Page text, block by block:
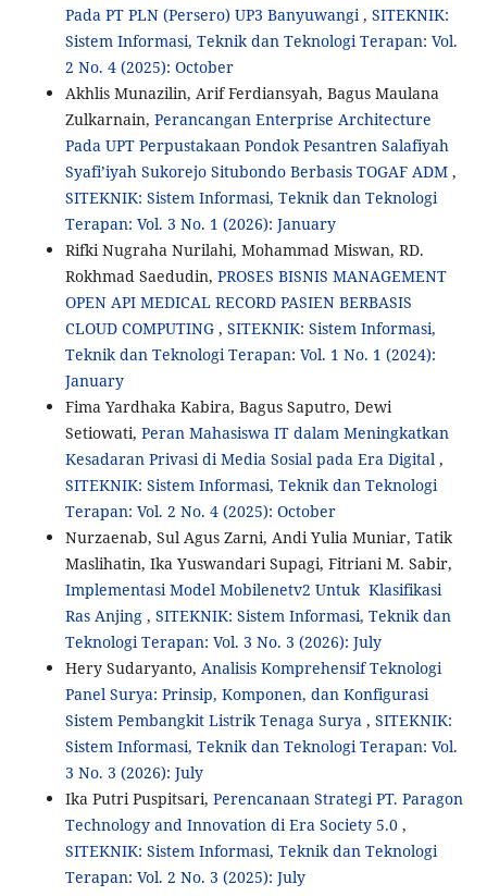
Pada PT PLN (Persero) UP3 Banyuwangi, SITEKNIK:
Sistem Informasi, Teknik dan Teknologi Terapan: Vol.
2 No. 4 (2025): October
Akhlis Munazilin, Arif Ferdiansyah, Bagus Maulana
Zulkarnain, Perancangan Enterprise Architecture
Pada UPT Perpustakaan Pondok Pesantren Salafiyah
Syafi’iyah Sukorejo Situbondo Berbasis TOGAF ADM ,
SITEKNIK: Sistem Informasi, Teknik dan Teknologi
Terapan: Vol. 3 No. 1 (2026): January
Rifki Nugraha Nurilahi, Mohammad Miswan, RD.
Rokhmad Saedudin, PROSES BISNIS MANAGEMENT
OPEN API MEDICAL RECORD PASIEN BERBASIS
CLOUD COMPUTING , SITEKNIK: Sistem Informasi,
Teknik dan Teknologi Terapan: Vol. 1 No. 1 (2024):
January
Fima Yardhaka Kabira, Bagus Saputro, Dewi
Setiowati, Peran Mahasiswa IT dalam Meningkatkan
Kesadaran Privasi di Media Sosial pada Era Digital ,
SITEKNIK: Sistem Informasi, Teknik dan Teknologi
Terapan: Vol. 2 No. 4 (2025): October
Nurzaenab, Sul Agus Zarni, Andi Yulia Muniar, Tatik
Maslihatin, Ika Yuswandari Supagi, Fitriani M. Sabir,
Implementasi Model Mobilenetv2 Untuk Klasifikasi
Ras Anjing , SITEKNIK: Sistem Informasi, Teknik dan
Teknologi Terapan: Vol. 3 No. 3 (2026): July
Hery Sudaryanto, Analisis Komprehensif Teknologi
Panel Surya: Prinsip, Komponen, dan Konfigurasi
Sistem Pembangkit Listrik Tenaga Surya , SITEKNIK:
Sistem Informasi, Teknik dan Teknologi Terapan: Vol.
3 No. 3 (2026): July
Ika Putri Puspitsari, Perencanaan Strategi PT. Paragon
Technology and Innovation di Era Society 5.0 ,
SITEKNIK: Sistem Informasi, Teknik dan Teknologi
Terapan: Vol. 2 No. 3 (2025): July